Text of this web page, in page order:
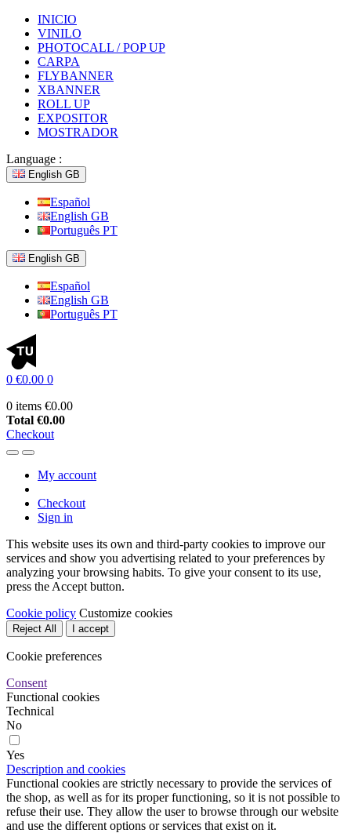
INICIO
VINILO
PHOTOCALL / POP UP
CARPA
FLYBANNER
XBANNER
ROLL UP
EXPOSITOR
MOSTRADOR
Language :
English GB
Español
English GB
Português PT
English GB
Español
English GB
Português PT
0 €0.00 0
0 items €0.00
Total €0.00
Checkout
My account
Checkout
Sign in
This website uses its own and third-party cookies to improve our
services and show you advertising related to your preferences by
analyzing your browsing habits. To give your consent to its use,
press the Accept button.
Cookie policy Customize cookies
Reject All I accept
Cookie preferences
Consent
Functional cookies
Technical
No
Yes
Description and cookies
Functional cookies are strictly necessary to provide the services of
the shop, as well as for its proper functioning, so it is not possible to
refuse their use. They allow the user to browse through our website
and use the different options or services that exist on it.